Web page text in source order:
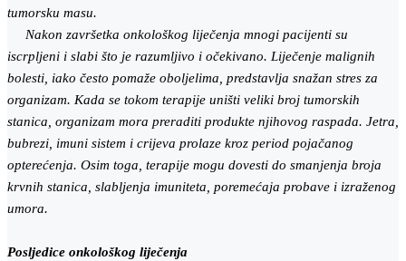
tumorsku masu.
Nakon završetka onkološkog liječenja mnogi pacijenti su
iscrpljeni i slabi što je razumljivo i očekivano. Liječenje malignih
bolesti, iako često pomaže oboljelima, predstavlja snažan stres za
organizam. Kada se tokom terapije uništi veliki broj tumorskih
stanica, organizam mora preraditi produkte njihovog raspada. Jetra,
bubrezi, imuni sistem i crijeva prolaze kroz period pojačanog
opterećenja. Osim toga, terapije mogu dovesti do smanjenja broja
krvnih stanica, slabljenja imuniteta, poremećaja probave i izraženog
umora.
Posljedice onkološkog liječenja